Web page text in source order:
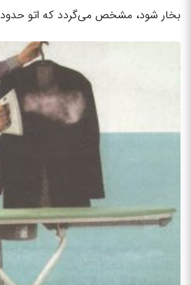
بخار شود، مشخص می‌گردد که اتو حدود 250 درجه حرارت دارد.